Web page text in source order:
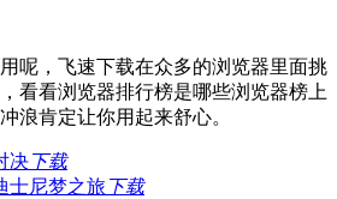
呢，飞速下载在众多的浏览器里面挑
看看浏览器排行榜是哪些浏览器榜上
浪肯定让你用起来舒心。
决下载
士尼梦之旅 下载